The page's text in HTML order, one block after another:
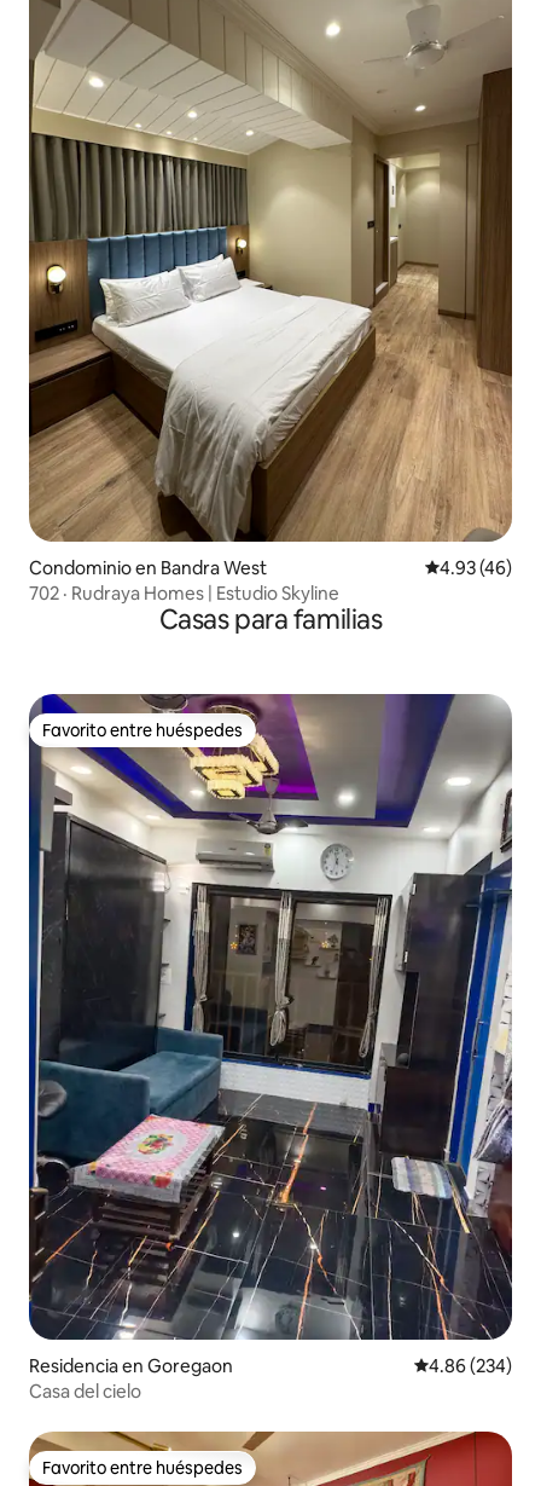
Condominio en Bandra West Calificación
4.93 (46)
702 · Rudraya Homes | Estudio Skyline
Casas para familias
Favorito entre huéspedes
Favorito entre huéspedes
Residencia en Goregaon Calificación
4.86 (234)
Casa del cielo
Favorito entre huéspedes
Favorito entre huéspedes